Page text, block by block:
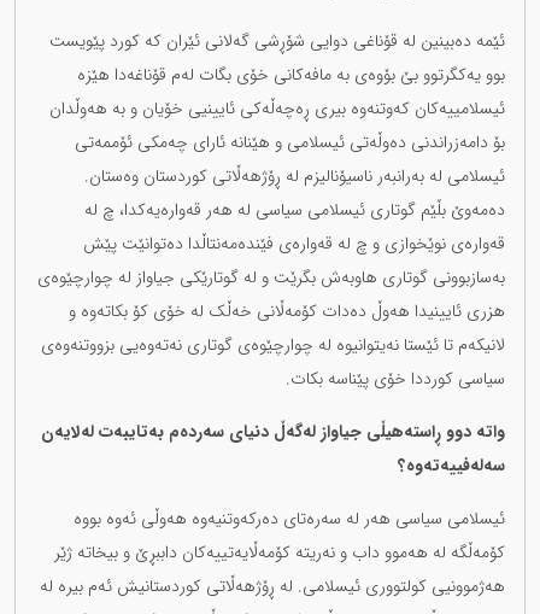
ئێمە دەبینین لە قۆناغی دوایی شۆڕشی گەلانی ئێران کە کورد پێویست
بوو یەکگرتوو بێ بۆوەی بە مافەکانی خۆی بگات لەم قۆناغەدا هێزە
ئیسلامییەکان کەوتنەوە بیری ڕەچەڵەکی ئایینیی خۆیان و بە هەوڵدان
بۆ دامەزراندنی دەوڵەتی ئیسلامی و هێنانە ئارای چەمکی ئۆممەتی
ئیسلامی لە بەرانبەر ناسیۆنالیزم لە ڕۆژهەڵاتی کوردستان وەستان.
دەمەوێ بڵێم گوتاری ئیسلامی سیاسی لە هەر قەوارەیەکدا، چ لە
قەوارەی نوێخوازی و چ لە قەوارەی فێندەمەنتاڵدا دەتوانێت پێش
بەسازبوونی گوتاری هاوبەش بگرێت و لە گوتارێکی جیاواز لە چوارچێوەی
هزری ئایینیدا هەوڵ دەدات کۆمەڵانی خەڵک لە خۆی کۆ بکاتەوە و
لانیکەم تا ئێستا نەیتوانیوە لە چوارچێوەی گوتاری نەتەوەیی بزووتنەوەی
سیاسی کورددا خۆی پێناسە بکات.
واتە دوو ڕاستەهیڵی جیاواز لەگەڵ دنیای سەردەم بەتایبەت لەلایەن
سەلەفییەتەوە؟
ئیسلامی سیاسی هەر لە سەرەتای دەرکەوتنیەوە هەوڵی ئەوە بووە
کۆمەڵگە لە هەموو داب و نەریتە کۆمەڵایەتییەکان داببڕێ و بیخاتە ژێر
هەژموونیی کولتووری ئیسلامی. لە ڕۆژهەڵاتی کوردستانیش ئەم بیرە لە